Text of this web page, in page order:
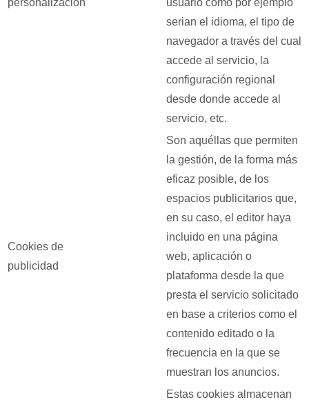
personalización
usuario como por ejemplo
serian el idioma, el tipo de
navegador a través del cual
accede al servicio, la
configuración regional
desde donde accede al
servicio, etc.
Cookies de
publicidad
Son aquéllas que permiten
la gestión, de la forma más
eficaz posible, de los
espacios publicitarios que,
en su caso, el editor haya
incluido en una página
web, aplicación o
plataforma desde la que
presta el servicio solicitado
en base a criterios como el
contenido editado o la
frecuencia en la que se
muestran los anuncios.
Estas cookies almacenan